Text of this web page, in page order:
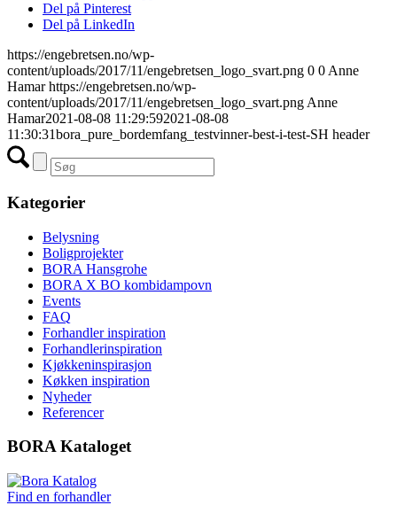
Del på Pinterest
Del på LinkedIn
https://engebretsen.no/wp-
content/uploads/2017/11/engebretsen_logo_svart.png 0 0 Anne
Hamar https://engebretsen.no/wp-
content/uploads/2017/11/engebretsen_logo_svart.png Anne
Hamar2021-08-08 11:29:592021-08-08
11:30:31bora_pure_bordemfang_testvinner-best-i-test-SH header
Kategorier
Belysning
Boligprojekter
BORA Hansgrohe
BORA X BO kombidampovn
Events
FAQ
Forhandler inspiration
Forhandlerinspiration
Kjøkkeninspirasjon
Køkken inspiration
Nyheder
Referencer
BORA Kataloget
Find en forhandler